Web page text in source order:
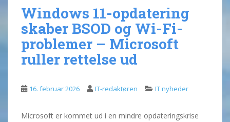
Windows 11-opdatering
skaber BSOD og Wi-Fi-
problemer – Microsoft
ruller rettelse ud
16. februar 2026 IT-redaktøren IT nyheder
Microsoft er kommet ud i en mindre opdateringskrise